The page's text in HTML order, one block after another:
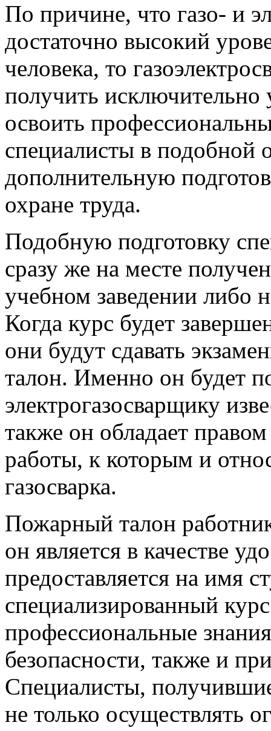
По причине, что газо- и
достаточно высокий
человека, то
получить исключительно
освоить
специалисты в подобной
дополнительную
охране труда.
Подобную подготовку
сразу же на месте
учебном заведении либо
Когда курс будет
они будут сдавать
талон. Именно он будет
электрогазосварщику
также он обладает
работы, к которым и
газосварка.
Пожарный талон
он является в качестве
предоставляется на имя
специализированный
профессиональные
безопасности, также и
Специалисты,
не только осуществлять